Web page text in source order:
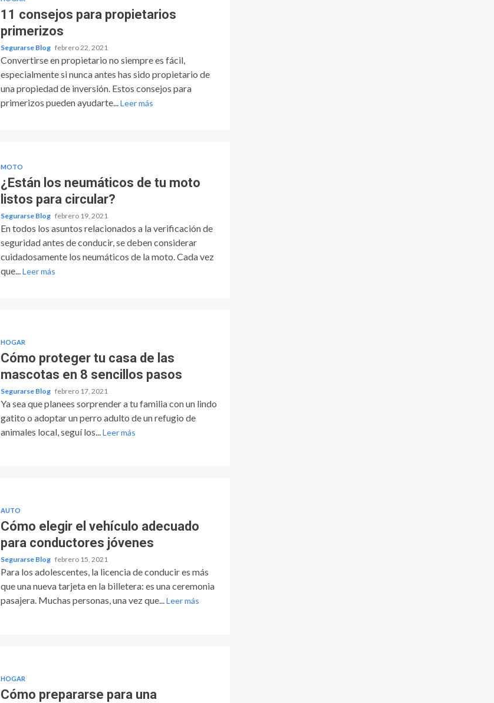
11 consejos para propietarios
primerizos
Segurarse Blog febrero 22, 2021
Convertirse en propietario no siempre es fácil,
especialmente si nunca antes has sido propietario de
una propiedad de inversión. Estos consejos para
primerizos pueden ayudarte... Leer más
MOTO
¿Están los neumáticos de tu moto
listos para circular?
Segurarse Blog febrero 19, 2021
En todos los asuntos relacionados a la verificación de
seguridad antes de conducir, se deben considerar
cuidadosamente los neumáticos de la moto. Cada vez
que... Leer más
HOGAR
Cómo proteger tu casa de las
mascotas en 8 sencillos pasos
Segurarse Blog febrero 17, 2021
Ya sea que planees sorprender a tu familia con un lindo
gatito o adoptar un perro adulto de un refugio de
animales local, seguí los... Leer más
AUTO
Cómo elegir el vehículo adecuado
para conductores jóvenes
Segurarse Blog febrero 15, 2021
Para los adolescentes, la licencia de conducir es más
que una nueva tarjeta en la billetera: es una ceremonia
pasajera. Muchas personas, una vez que... Leer más
HOGAR
Cómo prepararse para una